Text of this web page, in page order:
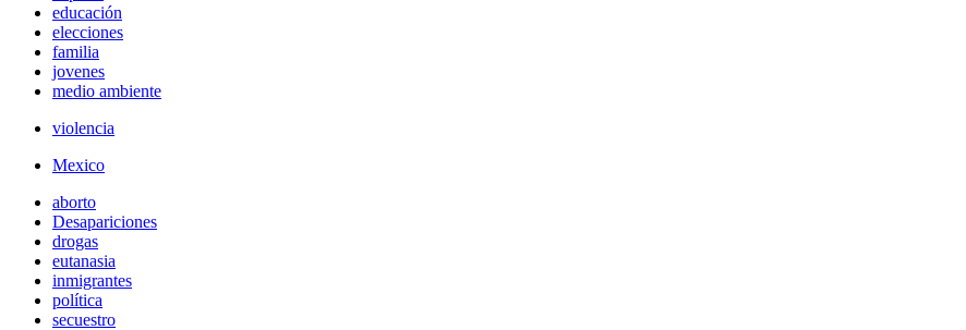
educación
elecciones
familia
jovenes
medio ambiente
violencia
Mexico
aborto
Desapariciones
drogas
eutanasia
inmigrantes
política
secuestro